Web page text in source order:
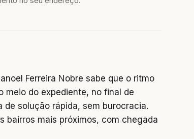
Ferreira Nobre sabe que o ritmo
meio do expediente, no final de
solução rápida, sem burocracia.
bairros mais próximos, com chegada